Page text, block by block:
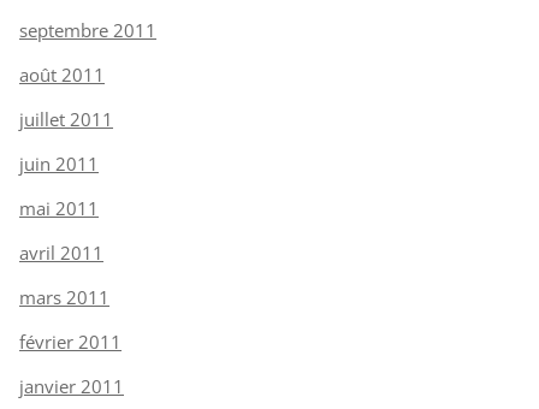
septembre 2011
août 2011
juillet 2011
juin 2011
mai 2011
avril 2011
mars 2011
février 2011
janvier 2011